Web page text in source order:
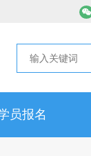
员报名